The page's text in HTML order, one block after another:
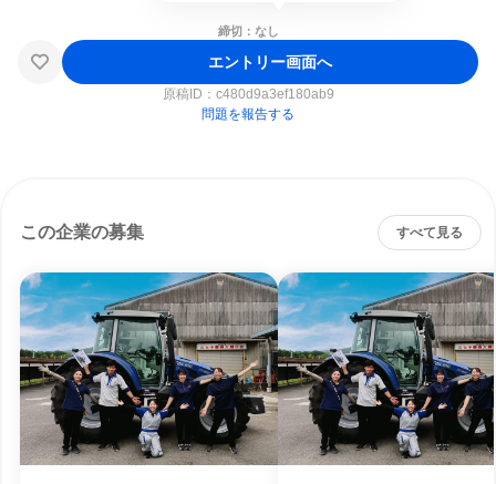
締切：なし
エントリー画面へ
原稿ID： c480d9a3ef180ab9
問題を報告する
この企業の募集 すべて見る